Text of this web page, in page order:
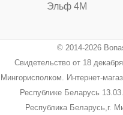
Эльф 4М
© 2014-2026
Свидетельство от 18
Мингорисполком. Интернет-
Республике Беларусь
Республика Беларусь,г.